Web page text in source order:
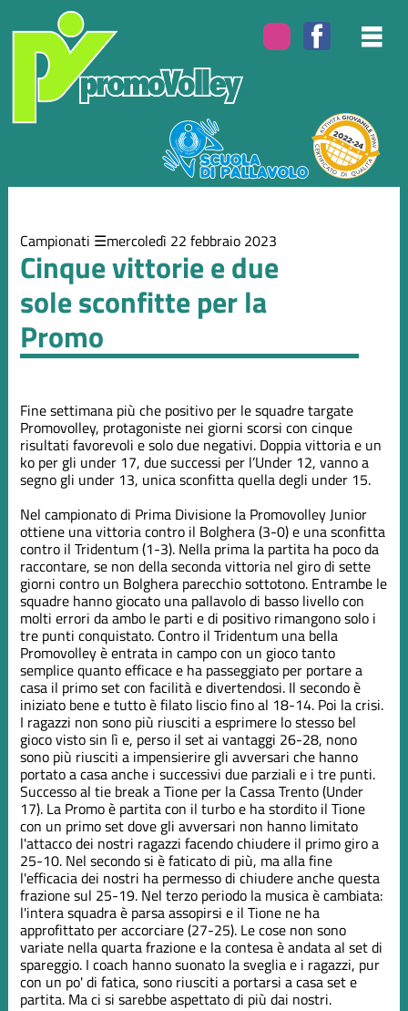
Campionati mercoledì 22 febbraio 2023
Cinque vittorie e due
sole sconfitte per la
Promo
Fine settimana più che positivo per le squadre targate
Promovolley, protagoniste nei giorni scorsi con cinque
risultati favorevoli e solo due negativi. Doppia vittoria e un
ko per gli under 17, due successi per l’Under 12, vanno a
segno gli under 13, unica sconfitta quella degli under 15.
Nel campionato di Prima Divisione la Promovolley Junior
ottiene una vittoria contro il Bolghera (3-0) e una sconfitta
contro il Tridentum (1-3). Nella prima la partita ha poco da
raccontare, se non della seconda vittoria nel giro di sette
giorni contro un Bolghera parecchio sottotono. Entrambe le
squadre hanno giocato una pallavolo di basso livello con
molti errori da ambo le parti e di positivo rimangono solo i
tre punti conquistato. Contro il Tridentum una bella
Promovolley è entrata in campo con un gioco tanto
semplice quanto efficace e ha passeggiato per portare a
casa il primo set con facilità e divertendosi. Il secondo è
iniziato bene e tutto è filato liscio fino al 18-14. Poi la crisi.
I ragazzi non sono più riusciti a esprimere lo stesso bel
gioco visto sin lì e, perso il set ai vantaggi 26-28, nono
sono più riusciti a impensierire gli avversari che hanno
portato a casa anche i successivi due parziali e i tre punti.
Successo al tie break a Tione per la Cassa Trento (Under
17). La Promo è partita con il turbo e ha stordito il Tione
con un primo set dove gli avversari non hanno limitato
l'attacco dei nostri ragazzi facendo chiudere il primo giro a
25-10. Nel secondo si è faticato di più, ma alla fine
l'efficacia dei nostri ha permesso di chiudere anche questa
frazione sul 25-19. Nel terzo periodo la musica è cambiata:
l'intera squadra è parsa assopirsi e il Tione ne ha
approfittato per accorciare (27-25). Le cose non sono
variate nella quarta frazione e la contesa è andata al set di
spareggio. I coach hanno suonato la sveglia e i ragazzi, pur
con un po' di fatica, sono riusciti a portarsi a casa set e
partita. Ma ci si sarebbe aspettato di più dai nostri.
argomenti
delle
notizie: